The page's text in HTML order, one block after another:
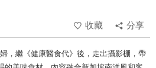
收藏
分享
，繼《健康醫食代》後，走出攝影棚，帶